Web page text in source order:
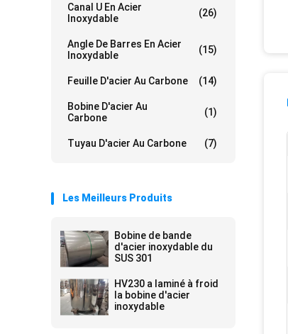
Canal U En Acier
Inoxydable
(26)
Angle De Barres En Acier
Inoxydable
(15)
Feuille D'acier Au Carbone (14)
Bobine D'acier Au
Carbone
(1)
Tuyau D'acier Au Carbone (7)
Les Meilleurs Produits
Bobine de bande
d'acier inoxydable du
SUS 301
HV230 a laminé à froid
la bobine d'acier
inoxydable